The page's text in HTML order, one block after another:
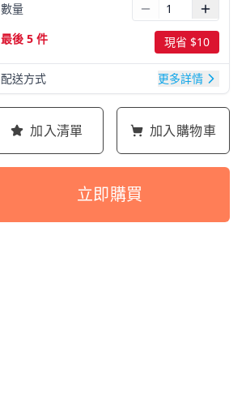
數量
最後 5 件
現省 $10
配送方式 更多詳情
加入清單 加入購物車
立即購買